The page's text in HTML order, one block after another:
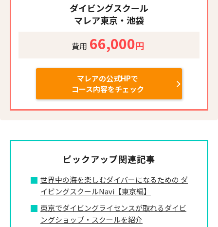
ダイビングスクール
マレア東京・池袋
費用 66,000円
マレアの公式HPで
コース内容をチェック
ピックアップ関連記事
世界中の海を楽しむダイバーになるための ダ
イビングスクールNavi【東京編】
東京でダイビングライセンスが取れるダイビ
ングショップ・スクールを紹介